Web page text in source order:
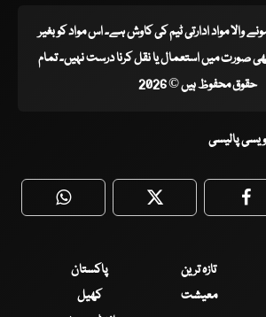
والا مواد ادارتی ٹیم کی کاوش ہے۔ اس مواد کو بغیر
صورت میں استعمال یا نقل کرنا درست نہیں۔ تمام
حقوق محفوظ ہیں © 2026
پالیسی
WhatsApp Twitter
تازہ ترین
پاکستان
معیشت
کھیل